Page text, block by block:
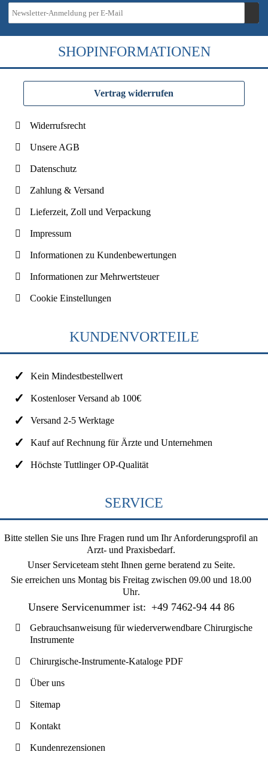
SHOPINFORMATIONEN
Vertrag widerrufen
Widerrufsrecht
Unsere AGB
Datenschutz
Zahlung & Versand
Lieferzeit, Zoll und Verpackung
Impressum
Informationen zu Kundenbewertungen
Informationen zur Mehrwertsteuer
Cookie Einstellungen
KUNDENVORTEILE
Kein Mindestbestellwert
Kostenloser Versand ab 100€
Versand 2-5 Werktage
Kauf auf Rechnung für Ärzte und Unternehmen
Höchste Tuttlinger OP-Qualität
SERVICE
Bitte stellen Sie uns Ihre Fragen rund um Ihr Anforderungsprofil an
Arzt- und Praxisbedarf.
Unser Serviceteam steht Ihnen gerne beratend zu Seite.
Sie erreichen uns Montag bis Freitag zwischen 09.00 und 18.00
Uhr.
Unsere Servicenummer ist: +49 7462-94 44 86
Gebrauchsanweisung für wiederverwendbare Chirurgische
Instrumente
Chirurgische-Instrumente-Kataloge PDF
Über uns
Sitemap
Kontakt
Kundenrezensionen